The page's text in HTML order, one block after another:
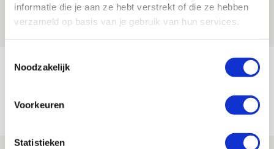
informatie die je aan ze hebt verstrekt of die ze hebben
verzameld op basis van je gebruik van hun services.
Noodzakelijk
Voorkeuren
Statistieken
06 AUGUSTUS 2026 - 13:13
Reis jij als mascotte mee naar uitduel
06 AUGUSTUS 2026 - 13:04